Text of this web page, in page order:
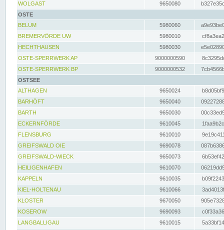
WOLGAST
9650080
OSTE
BELUM
5980060
BREMERVÖRDE UW
5980010
HECHTHAUSEN
5980030
OSTE-SPERRWERK AP
9000000590
OSTE-SPERRWERK BP
9000000532
OSTSEE
ALTHAGEN
9650024
BARHÖFT
9650040
BARTH
9650030
ECKERNFÖRDE
9610045
FLENSBURG
9610010
GREIFSWALD OIE
9690078
GREIFSWALD-WIECK
9650073
HEILIGENHAFEN
9610070
KAPPELN
9610035
KIEL-HOLTENAU
9610066
KLOSTER
9670050
KOSEROW
9690093
LANGBALLIGAU
9610015